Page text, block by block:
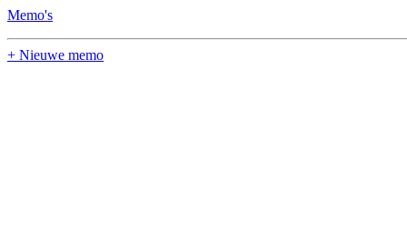
Memo's
+ Nieuwe memo